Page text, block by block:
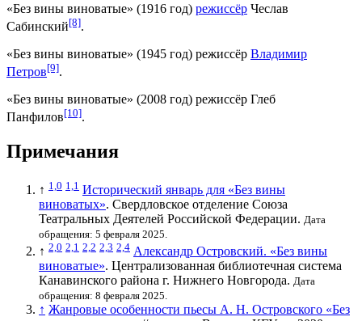
«Без вины виноватые» (1916 год) режиссёр Чеслав
Сабинский[8].
«Без вины виноватые» (1945 год) режиссёр Владимир
Петров[9].
«Без вины виноватые» (2008 год) режиссёр Глеб
Панфилов[10].
Примечания
↑ 1,0 1,1 Исторический январь для «Без вины
виноватых». Свердловское отделение Союза
Театральных Деятелей Российской Федерации. Дата
обращения: 5 февраля 2025.
↑ 2,0 2,1 2,2 2,3 2,4 Александр Островский. «Без вины
виноватые». Централизованная библиотечная система
Канавинского района г. Нижнего Новгорода. Дата
обращения: 8 февраля 2025.
↑ Жанровые особенности пьесы А. Н. Островского «Без